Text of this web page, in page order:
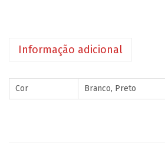
Informação adicional
Cor Branco, Preto